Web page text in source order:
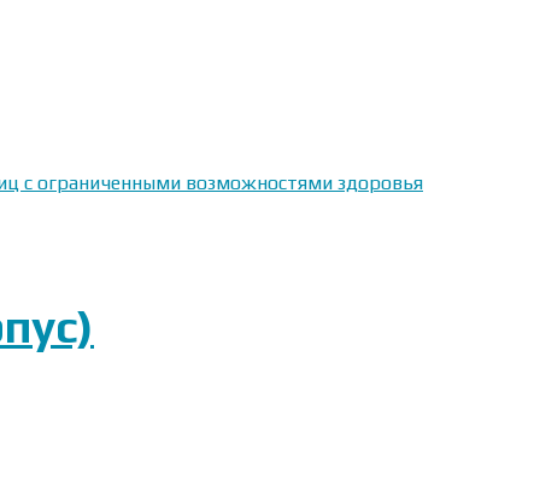
с ограниченными возможностями здоровья